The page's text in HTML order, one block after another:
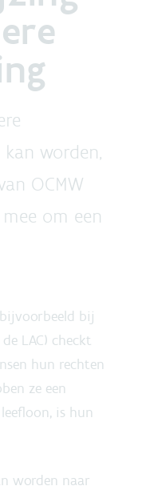
worden,
OCMW
om een
bij
LAC) checkt
hun rechten
ze een
is hun
worden naar